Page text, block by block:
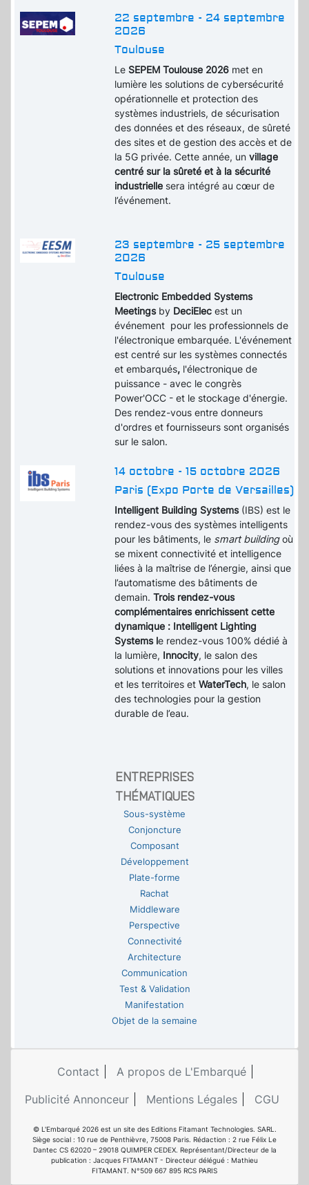
22 septembre - 24 septembre
2026
Toulouse
Le SEPEM Toulouse 2026 met en
lumière les solutions de cybersécurité
opérationnelle et protection des
systèmes industriels, de sécurisation
des données et des réseaux, de sûreté
des sites et de gestion des accès et de
la 5G privée. Cette année, unvillage
centré sur la sûreté et à la sécurité
industrielle sera intégré au cœur de
l’événement.
23 septembre - 25 septembre
2026
Toulouse
Electronic Embedded Systems
Meetingsby DeciElecest un
événement pour les professionnels de
l'électronique embarquée. L'événement
est centré sur les systèmes connectés
et embarqués, l'électronique de
puissance - avec le congrès
Power'OCC - et le stockage d'énergie.
Des rendez-vous entre donneurs
d'ordres et fournisseurs sont organisés
sur le salon.
14 octobre - 15 octobre 2026
Paris (Expo Porte de Versailles)
Intelligent Building Systems(IBS) est le
rendez-vous des systèmes intelligents
pour les bâtiments, le smart buildingoù
se mixent connectivité et intelligence
liées à la maîtrise de l’énergie, ainsi que
l’automatisme des bâtiments de
demain.Trois rendez-vous
complémentaires enrichissent cette
dynamique : Intelligent Lighting
Systems le rendez-vous 100% dédié à
la lumière, Innocity, le salon des
solutions et innovations pour les villes
et les territoires etWaterTech, le salon
des technologies pour la gestion
durable de l’eau.
ENTREPRISES
THÉMATIQUES
Sous-système
Conjoncture
Composant
Développement
Plate-forme
Rachat
Middleware
Perspective
Connectivité
Architecture
Communication
Test & Validation
Manifestation
Objet de la semaine
Contact
A propos de L'Embarqué
Publicité Annonceur
Mentions Légales CGU
© L'Embarqué 2026 est un site des Editions Fitamant Technologies. SARL.
Siège social : 10 rue de Penthièvre, 75008 Paris. Rédaction : 2 rue Félix Le
Dantec CS 62020 – 29018 QUIMPER CEDEX. Représentant/Directeur de la
publication : Jacques FITAMANT - Directeur délégué : Mathieu
FITAMANT. N°509 667 895 RCS PARIS